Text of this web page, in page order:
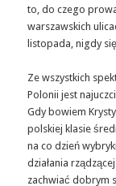
to, do czego
warszawskich
listopada, nigdy
Ze wszystkich
Polonii jest
Gdy bowiem
polskiej klasie
na co dzień
działania
zachwiać dobrym